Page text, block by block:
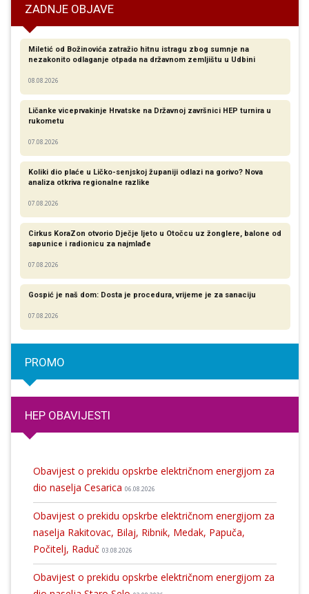
ZADNJE OBJAVE
Miletić od Božinovića zatražio hitnu istragu zbog sumnje na
nezakonito odlaganje otpada na državnom zemljištu u Udbini
08.08.2026
Ličanke viceprvakinje Hrvatske na Državnoj završnici HEP turnira u
rukometu
07.08.2026
Koliki dio plaće u Ličko-senjskoj županiji odlazi na gorivo? Nova
analiza otkriva regionalne razlike​
07.08.2026
Cirkus KoraZon otvorio Dječje ljeto u Otočcu uz žonglere, balone od
sapunice i radionicu za najmlađe
07.08.2026
Gospić je naš dom: Dosta je procedura, vrijeme je za sanaciju
07.08.2026
PROMO
HEP OBAVIJESTI
Obavijest o prekidu opskrbe električnom energijom za
dio naselja Cesarica 06.08.2026
Obavijest o prekidu opskrbe električnom energijom za
naselja Rakitovac, Bilaj, Ribnik, Medak, Papuča,
Počitelj, Raduč 03.08.2026
Obavijest o prekidu opskrbe električnom energijom za